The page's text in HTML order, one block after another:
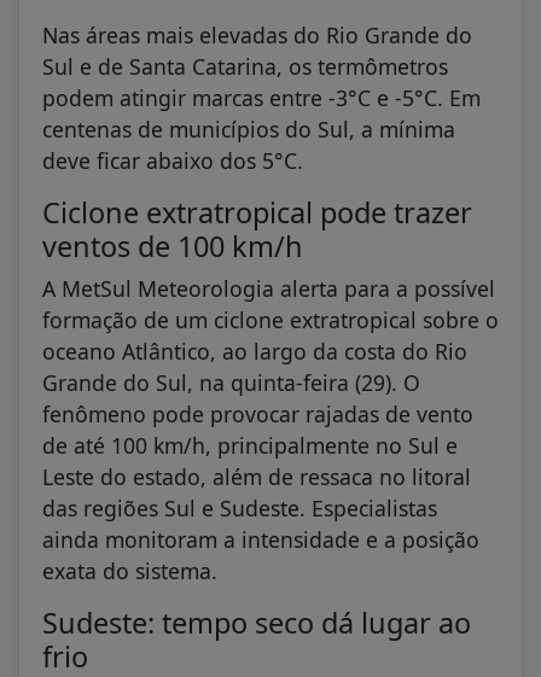
Nas áreas mais elevadas do Rio Grande do
Sul e de Santa Catarina, os termômetros
podem atingir marcas entre -3°C e -5°C. Em
centenas de municípios do Sul, a mínima
deve ficar abaixo dos 5°C.
Ciclone extratropical pode trazer
ventos de 100 km/h
A MetSul Meteorologia alerta para a possível
formação de um ciclone extratropical sobre o
oceano Atlântico, ao largo da costa do Rio
Grande do Sul, na quinta-feira (29). O
fenômeno pode provocar rajadas de vento
de até 100 km/h, principalmente no Sul e
Leste do estado, além de ressaca no litoral
das regiões Sul e Sudeste. Especialistas
ainda monitoram a intensidade e a posição
exata do sistema.
Sudeste: tempo seco dá lugar ao
frio